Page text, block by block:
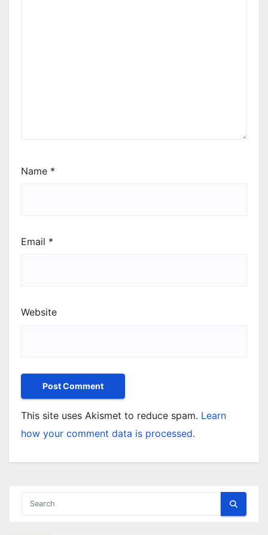
Name *
Email *
Website
This site uses Akismet to reduce spam. Learn
how your comment data is processed.